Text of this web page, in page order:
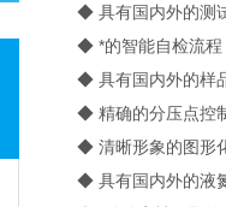
◆ 具有国内外的测试
◆ *的智能自检流程
◆ 具有国内外的样品
◆ 精确的分压点控制
◆ 清晰形象的图形化
◆ 具有国内外的液氮